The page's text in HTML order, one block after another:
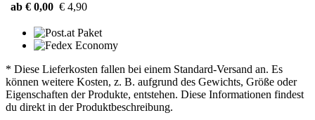
ab € 0,00 € 4,90
* Diese Lieferkosten fallen bei einem Standard-Versand an. Es
können weitere Kosten, z. B. aufgrund des Gewichts, Größe oder
Eigenschaften der Produkte, entstehen. Diese Informationen findest
du direkt in der Produktbeschreibung.